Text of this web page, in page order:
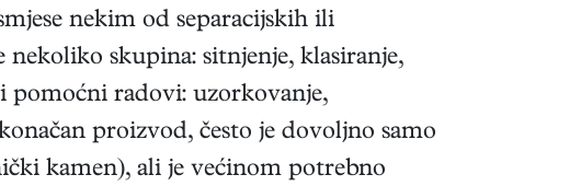
nekim od separacijskih ili
skupina: sitnjenje, klasiranje,
pomoćni radovi: uzorkovanje,
proizvod, često je dovoljno samo
kamen), ali je većinom potrebno